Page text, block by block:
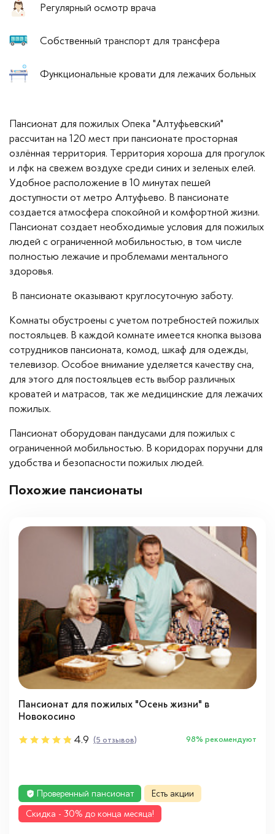
Регулярный осмотр врача
Собственный транспорт для трансфера
Функциональные кровати для лежачих больных
Пансионат для пожилых Опека "Алтуфьевский"
рассчитан на 120 мест при пансионате просторная
озлённая территория. Территория хороша для прогулок
и лфк на свежем воздухе среди синих и зеленых елей.
Удобное расположение в 10 минутах пешей
доступности от метро Алтуфьево. В пансионате
создается атмосфера спокойной и комфортной жизни.
Пансионат создает необходимые условия для пожилых
людей с ограниченной мобильностью, в том числе
полностью лежачие и проблемами ментального
здоровья.
В пансионате оказывают круглосуточную заботу.
Комнаты обустроены с учетом потребностей пожилых
постояльцев. В каждой комнате имеется кнопка вызова
сотрудников пансионата, комод, шкаф для одежды,
телевизор. Особое внимание уделяется качеству сна,
для этого для постояльцев есть выбор различных
кроватей и матрасов, так же медицинские для лежачих
пожилых.
Пансионат оборудован пандусами для пожилых с
ограниченной мобильностью. В коридорах поручни для
удобства и безопасности пожилых людей.
Похожие пансионаты
Пансионат для пожилых "Осень жизни" в
Новокосино
4.9 (5 отзывов) 98% рекомендуют
Проверенный пансионат
Есть акции
Cкидка - 30% до конца месяца!